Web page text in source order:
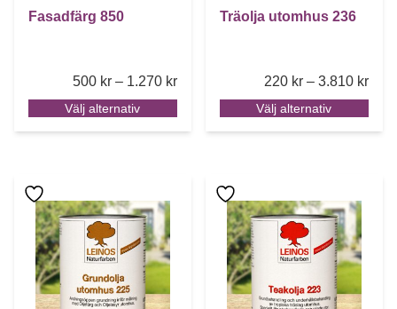
Fasadfärg 850
500 kr – 1.270 krPrice range: 500 kr through 1.270
Välj alternativ
Träolja utomhus 236
220 kr – 3.810 kr
Välj alternativ
Den här produkten har flera varianter. De olika
Den här produkten har